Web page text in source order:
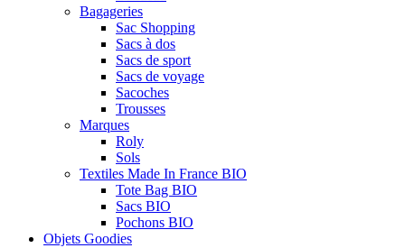
Bagageries
Sac Shopping
Sacs à dos
Sacs de sport
Sacs de voyage
Sacoches
Trousses
Marques
Roly
Sols
Textiles Made In France BIO
Tote Bag BIO
Sacs BIO
Pochons BIO
Objets Goodies